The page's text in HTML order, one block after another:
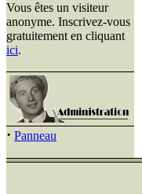
Vous êtes un visiteur
anonyme. Inscrivez-vous
gratuitement en cliquant
ici.
· Panneau